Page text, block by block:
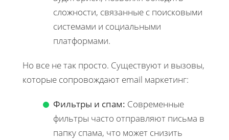
сложности, связанные с поисковыми
системами и социальными
платформами.
Но все не так просто. Существуют и вызовы,
которые сопровождают email маркетинг:
Фильтры и спам: Современные
фильтры часто отправляют письма в
папку спама, что может снизить